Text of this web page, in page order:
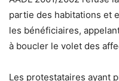
partie des habitations et
les bénéficiaires,
à boucler le volet des
Les protestataires ayant